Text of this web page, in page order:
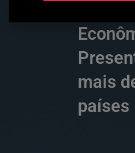
mais
países